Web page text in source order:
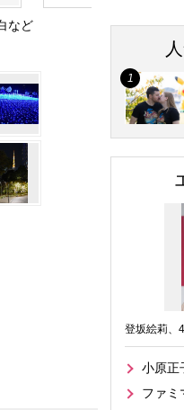
など
登坂絵莉、
小原正
ファミ